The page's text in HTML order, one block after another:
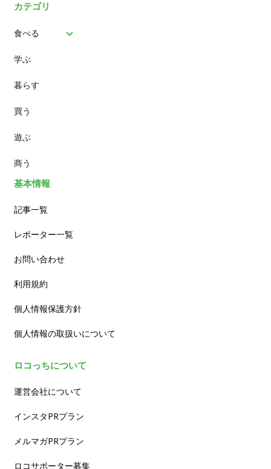
カテゴリ
食べる
パン
スイーツ
ランチ
カフェ
学ぶ
暮らす
買う
遊ぶ
商う
基本情報
記事一覧
レポーター一覧
お問い合わせ
利用規約
個人情報保護方針
個人情報の取扱いについて
ロコっちについて
運営会社について
インスタPRプラン
メルマガPRプラン
ロコサポーター募集